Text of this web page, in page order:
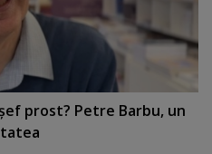
prost? Petre Barbu, un